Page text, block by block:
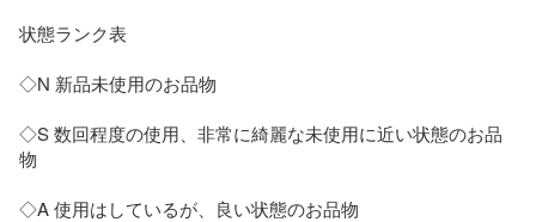
状態ランク表
◇N 新品未使用のお品物
◇S 数回程度の使用、非常に綺麗な未使用に近い状態のお品
物
◇A 使用はしているが、良い状態のお品物